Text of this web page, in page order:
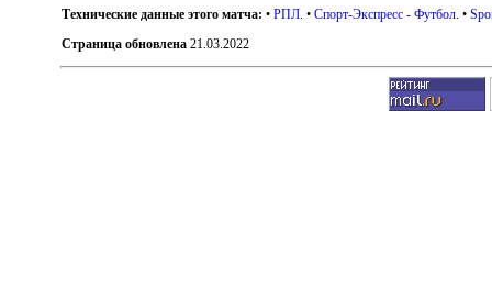
Технические данные этого матча: •РПЛ . •Спорт-Экспресс - Футбол . •
Страница обновлена 21.03.2022